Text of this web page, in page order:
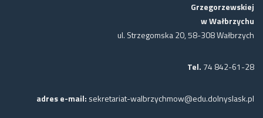
Grzegorzewskiej
w Wałbrzychu
ul. Strzegomska 20, 58-308 Wałbrzych
Tel. 74 842-61-28
adres e-mail: sekretariat-walbrzychmow@edu.dolnyslask.pl